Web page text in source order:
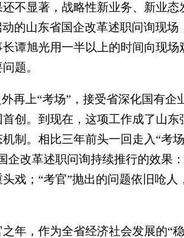
不显著，战略性新业务、新业态
的山东省国企改革述职问询现场
谭旭光用一半以上的时间向现场
题。
上“考场”，接受省深化国有企
创。到现在，这项工作成了山东
制。相比三年前头一回走入“考
改革述职问询持续推行的效果：
戏；“考官”抛出的问题依旧呛人
，作为全省经济社会发展的“